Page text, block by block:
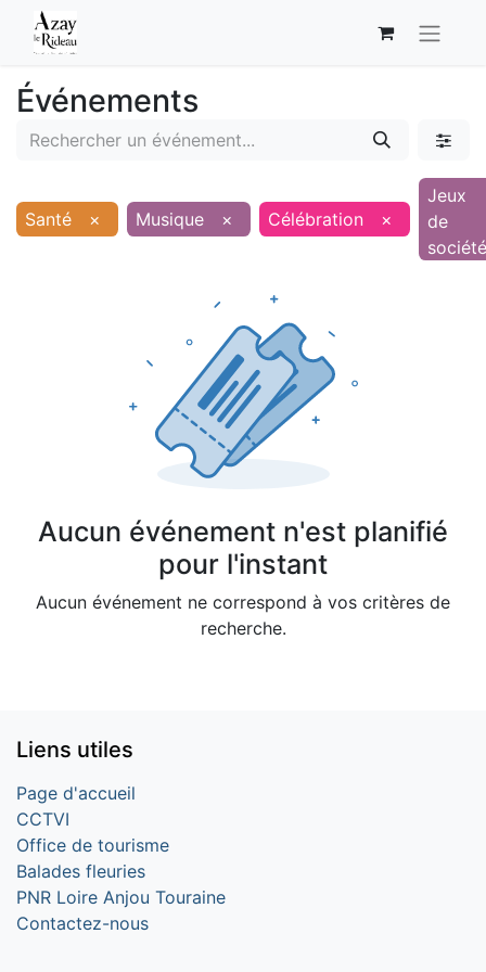
Événements
Santé × Musique × Célébration ×
Jeux
de
société
Aucun événement n'est planifié
pour l'instant
Aucun événement ne correspond à vos critères de
recherche.
Liens utiles
Page d'accueil
CCTVI
Office de tourisme
Balades fleuries
PNR Loire Anjou Touraine
Contactez-nous